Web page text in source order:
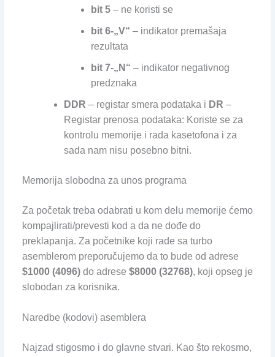
bit 5– ne koristi se
bit 6-„V“ – indikator premašaja
rezultata
bit 7-„N“ – indikator negativnog
predznaka
DDR – registar smera podataka i DR –
Registar prenosa podataka: Koriste se za
kontrolu memorije i rada kasetofona i za
sada nam nisu posebno bitni.
Memorija slobodna za unos programa
Za početak treba odabrati u kom delu memorije ćemo
kompajlirati/prevesti kod a da ne dođe do
preklapanja. Za početnike koji rade sa turbo
asemblerom preporučujemo da to bude od adrese
$1000 (4096)do adrese $8000 (32768), koji opseg je
slobodan za korisnika.
Naredbe (kodovi) asemblera
Najzad stigosmo i do glavne stvari. Kao što rekosmo,